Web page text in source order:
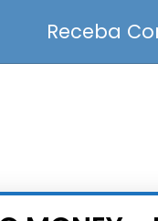
Receba